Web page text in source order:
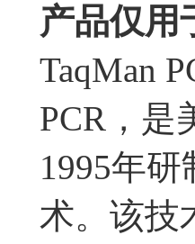
产品仅用
TaqMan
PCR，是
1995年
术。该技